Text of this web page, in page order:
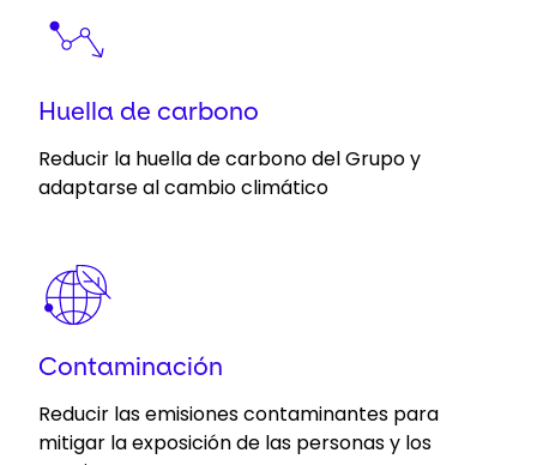
Huella de carbono
Reducir la huella de carbono del Grupo y
adaptarse al cambio climático
Keepeek
Contaminación
Reducir las emisiones contaminantes para
mitigar la exposición de las personas y los